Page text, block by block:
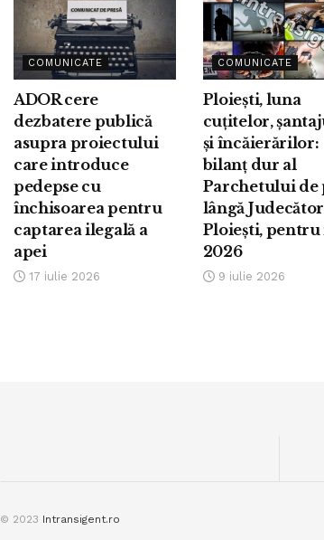
COMUNICATE
ADOR cere
dezbatere publică
asupra proiectului
care introduce
pedepse cu
închisoarea pentru
captarea ilegală a
apei
17 iulie 2026
COMUNICATE
Ploiești, luna
cuțitelor,
și încăierărilor:
bilanț dur al
Parchetului de
lângă
Ploiești,
2026
9 iulie 2026
© 2023 Intransigent.ro